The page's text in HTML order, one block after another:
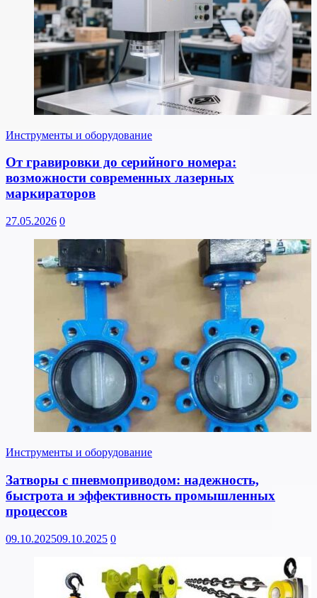
Инструменты и оборудование
От гравировки до серийного номера:
возможности современных лазерных
маркираторов
27.05.2026 0
Инструменты и оборудование
Затворы с пневмоприводом: надежность,
быстрота и эффективность промышленных
процессов
09.10.202509.10.2025 0